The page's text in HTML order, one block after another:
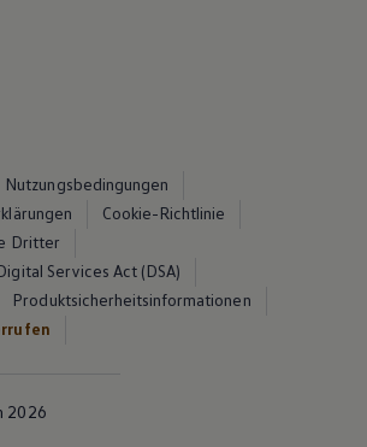
Nutzungsbedingungen
Cookie-Richtlinie
Dritter
Services Act (DSA)
Produktsicherheitsinformationen
2026